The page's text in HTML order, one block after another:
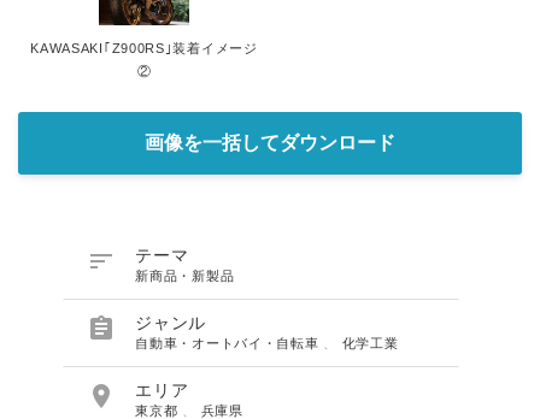
KAWASAKI｢Z900RS｣装着イメージ
②
画像を一括してダウンロード
 テーマ
新商品・新製品
 ジャンル
自動車・オートバイ・自転車 化学工業
 エリア
東京都 兵庫県